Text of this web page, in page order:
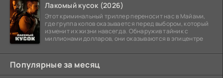
Лакомый кусок (2026)
Этот криминальный триллер переносит нас в Майами,
где группа копов оказывается перед выбором, который
изменит их жизни навсегда. Обнаружив тайник с
миллионами долларов, они оказываются в эпицентре
Популярные за месяц